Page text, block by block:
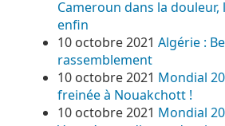
Cameroun dans la douleur,
enfin
10 octobre 2021 Algérie :
rassemblement
10 octobre 2021 Mondial
freinée à Nouakchott !
10 octobre 2021 Mondial